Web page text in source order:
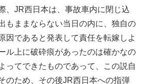
、JR西日本は、事故車内に閉じ込
もままならない当日の内に、独自の
因であると発表して責任を転嫁しよ
ル上に破砕痕があったのは確かなの
ってできたものであって、この説自
のため、その後JR西日本への指弾